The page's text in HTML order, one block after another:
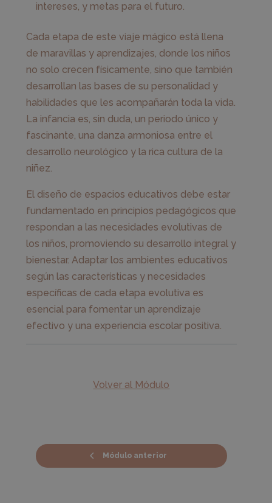
intereses, y metas para el futuro.
Cada etapa de este viaje mágico está llena
de maravillas y aprendizajes, donde los niños
no solo crecen físicamente, sino que también
desarrollan las bases de su personalidad y
habilidades que les acompañarán toda la vida.
La infancia es, sin duda, un periodo único y
fascinante, una danza armoniosa entre el
desarrollo neurológico y la rica cultura de la
niñez.
El diseño de espacios educativos debe estar
fundamentado en principios pedagógicos que
respondan a las necesidades evolutivas de
los niños, promoviendo su desarrollo integral y
bienestar. Adaptar los ambientes educativos
según las características y necesidades
específicas de cada etapa evolutiva es
esencial para fomentar un aprendizaje
efectivo y una experiencia escolar positiva.
Módulo anterior
Volver al Módulo